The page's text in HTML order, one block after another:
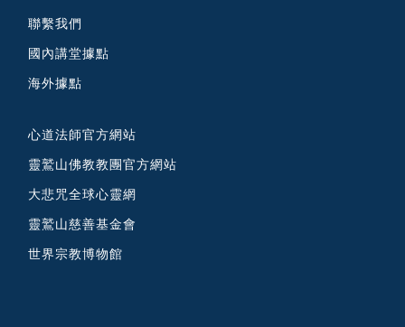
聯繫我們
國內講堂據點
海外據點
心道法師官方網站
靈鷲山佛教教團官方網站
大悲咒全球心靈網
靈鷲山慈善基金會
世界宗教博物館